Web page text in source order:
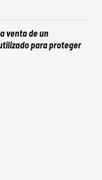
venta de un
para proteger